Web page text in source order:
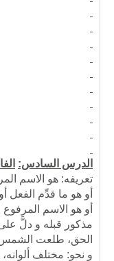
الدرس السادس:
تعريفه: هو الاسم
أو هو ما قدِّم الفعل
أو هو الاسم
مذكور قبله و دلَّ
الحق، طلعت
و نحو: مختلف